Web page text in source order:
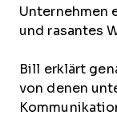
Unternehmen
und rasantes
Bill erklärt
von denen